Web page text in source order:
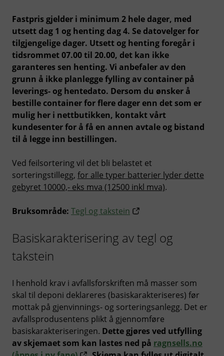
Fastpris gjelder i minimum 2 hele dager, med
utsett dag 1 og henting dag 4. Se datovelger for
tilgjengelige dager. Utsett og henting foregår i
tidsrommet 07.00 til 20.00, det kan ikke
garanteres sen henting. Vi anbefaler av den
grunn å ikke planlegge fylling av container på
leverings- og hentedato. Dersom du ønsker å
bestille container for flere dager enn det som er
mulig her i nettbutikken, kontakt vårt
kundesenter for å få en annen avtale og bistand
til å legge inn bestillingen.
Ved feilsortering vil det bli belastet et
sorteringstillegg, for alle typer batterier lyder dette
gebyret 10000,- eks mva (12500 inkl mva).
Bruksområde: Tegl og takstein
Basiskarakterisering av tegl og
takstein
I henhold krav i avfallsforskriften må masser som
skal til deponi deklareres (basiskarakteriseres) før
mottak på gjenvinnings- og sorteringsanlegg. Det er
avfallsprodusentens plikt å gjennomføre
basiskarakteriseringen. Dette gjøres ved utfylling
av skjemaet som kan lastes ned på ragnsells.no